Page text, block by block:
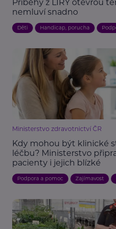
Příběhy z LIRY otevřou
nemluví snadno
Děti Handicap, porucha
Ministerstvo zdravotnictví ČR
Kdy mohou být klinické
léčbu? Ministerstvo
pacienty i jejich blízké
Podpora a pomoc Zajímavost